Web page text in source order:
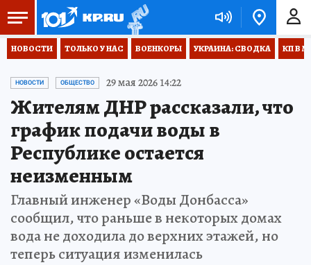
НОВОСТИ ТОЛЬКО У НАС ВОЕНКОРЫ УКРАИНА: СВОДКА КП В
НОВОСТИ ОБЩЕСТВО 29 мая 2026 14:22
Жителям ДНР рассказали, что
график подачи воды в
Республике остается
неизменным
Главный инженер «Воды Донбасса»
сообщил, что раньше в некоторых домах
вода не доходила до верхних этажей, но
теперь ситуация изменилась